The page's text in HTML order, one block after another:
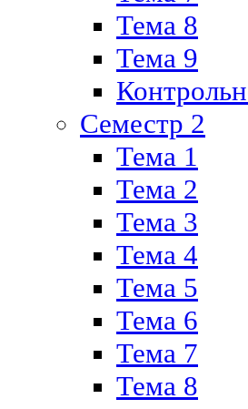
Тема 8
Тема 9
Семестр 2
Тема 1
Тема 2
Тема 3
Тема 4
Тема 5
Тема 6
Тема 7
Тема 8